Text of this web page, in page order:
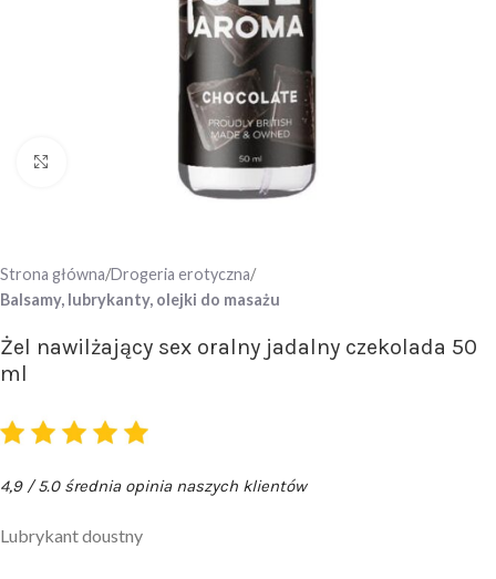
Click to enlarge
Strona główna Drogeria erotyczna
Balsamy, lubrykanty, olejki do masażu
Żel nawilżający sex oralny jadalny czekolada 50
ml
4,9 / 5.0 średnia opinia naszych klientów
Lubrykant doustny